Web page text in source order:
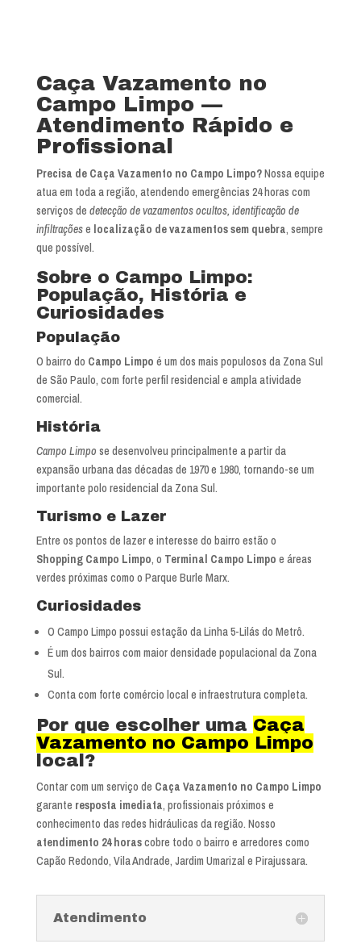
Caça Vazamento no
Campo Limpo —
Atendimento Rápido e
Profissional
Precisa de Caça Vazamento no Campo Limpo?Nossa equipe
atua em toda a região, atendendo emergências 24 horas com
serviços de detecção de vazamentos ocultos, identificação de
infiltraçõese localização de vazamentos sem quebra, sempre
que possível.
Sobre o Campo Limpo:
População, História e
Curiosidades
População
O bairro do Campo Limpo é um dos mais populosos da Zona Sul
de São Paulo, com forte perfil residencial e ampla atividade
comercial.
História
Campo Limpo se desenvolveu principalmente a partir da
expansão urbana das décadas de 1970 e 1980, tornando-se um
importante polo residencial da Zona Sul.
Turismo e Lazer
Entre os pontos de lazer e interesse do bairro estão o
Shopping Campo Limpo, o Terminal Campo Limpo e áreas
verdes próximas como o Parque Burle Marx.
Curiosidades
O Campo Limpo possui estação da Linha 5-Lilás do Metrô.
É um dos bairros com maior densidade populacional da Zona
Sul.
Conta com forte comércio local e infraestrutura completa.
Por que escolher uma Caça
Vazamento no Campo Limpo
local?
Contar com um serviço de Caça Vazamento no Campo Limpo
garante resposta imediata, profissionais próximos e
conhecimento das redes hidráulicas da região. Nosso
atendimento 24 horascobre todo o bairro e arredores como
Capão Redondo, Vila Andrade, Jardim Umarizal e Pirajussara.
Atendimento